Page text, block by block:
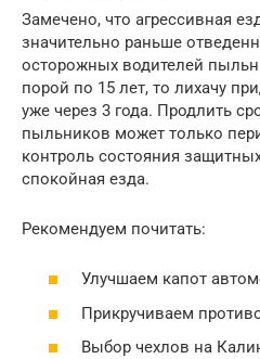
Замечено, что агрессивная
значительно раньше
осторожных водителей
порой по 15 лет, то лихачу
уже через 3 года. Продлить
пыльников может только
контроль состояния
спокойная езда.
Рекомендуем почитать:
Улучшаем капот
Прикручиваем
Выбор чехлов на